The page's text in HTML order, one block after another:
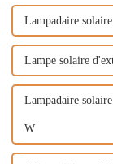
Lampadaire
Lampe solaire
Lampadaire
W